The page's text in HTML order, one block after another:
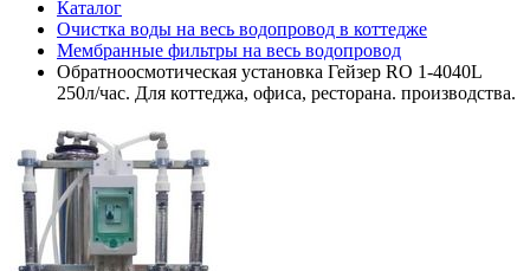
Каталог
Очистка воды на весь водопровод в коттедже
Мембранные фильтры на весь водопровод
Обратноосмотическая установка Гейзер RO 1-4040L
250л/час. Для коттеджа, офиса, ресторана. производства.